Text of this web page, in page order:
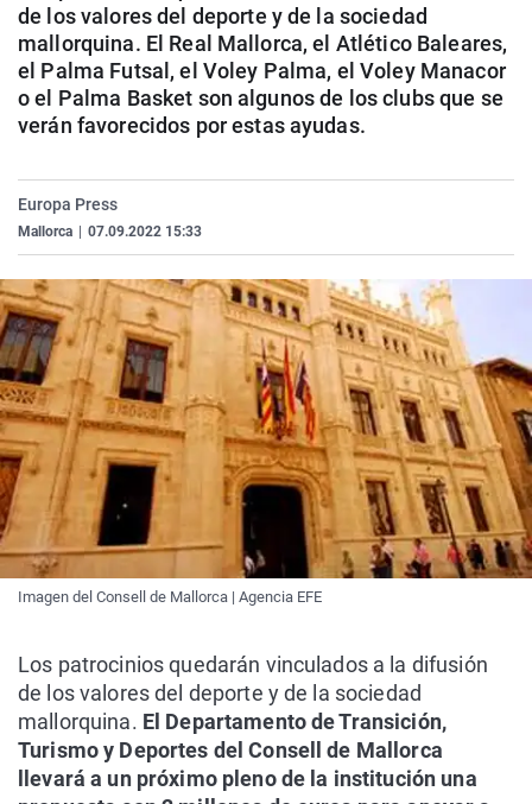
La rosa de los vientos
Gente viajera
Como el perro y el
Caso
Retornados
Equipo de
Extremadura
Galicia
La Rioja
País Vasco
Virales
Televisión
Elecciones
de los valores del deporte y de la sociedad
mallorquina. El Real Mallorca, el Atlético Baleares,
el Palma Futsal, el Voley Palma, el Voley Manacor
o el Palma Basket son algunos de los clubs que se
verán favorecidos por estas ayudas.
Europa Press
Mallorca 07.09.2022 15:33
Imagen del Consell de Mallorca | Agencia EFE
Los patrocinios quedarán vinculados a la difusión
de los valores del deporte y de la sociedad
mallorquina. El Departamento de Transición,
Turismo y Deportes del Consell de Mallorca
llevará a un próximo pleno de la institución una